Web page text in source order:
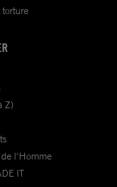
Z)
l'Homme
IT